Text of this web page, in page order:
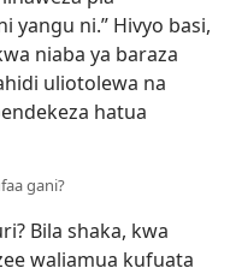
yangu ni.” Hivyo basi,
niaba ya baraza
uliotolewa na
hatua
gani?
Bila shaka, kwa
waliamua kufuata